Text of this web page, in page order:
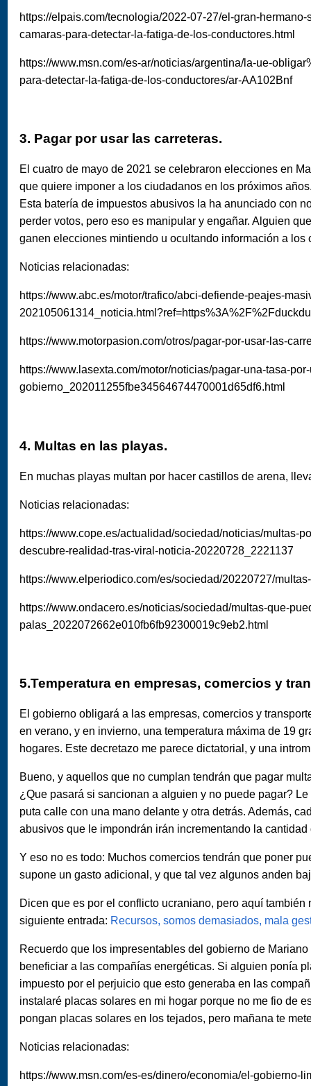
https://elpais.com/tecnologia/2022-07-27/el-gran-
camaras-para-detectar-la-fatiga-de-los-conductores.html
https://www.msn.com/es-ar/noticias/argentina/la-ue-
para-detectar-la-fatiga-de-los-conductores/ar-AA102Bnf
3. Pagar por usar las carreteras.
El cuatro de mayo de 2021 se celebraron elecciones en
que quiere imponer a los ciudadanos en los próximos
Esta batería de impuestos abusivos la ha anunciado con
perder votos, pero eso es manipular y engañar. Alguien
ganen elecciones mintiendo u ocultando información a los
Noticias relacionadas:
https://www.abc.es/motor/trafico/abci-defiende-peajes-
https://www.motorpasion.com/otros/pagar-por-usar-las-
https://www.lasexta.com/motor/noticias/pagar-una-tasa-
gobierno_202011255fbe34564674470001d65df6.html
4. Multas en las playas.
En muchas playas multan por hacer castillos de arena,
Noticias relacionadas:
https://www.cope.es/actualidad/sociedad/noticias/multas-
descubre-realidad-tras-viral-noticia-20220728_2221137
https://www.elperiodico.com/es/sociedad/20220727/
https://www.ondacero.es/noticias/sociedad/multas-que-
palas_2022072662e010fb6fb92300019c9eb2.html
5.Temperatura en empresas, comercios y
El gobierno obligará a las empresas, comercios y
en verano, y en invierno, una temperatura máxima de 19
hogares. Este decretazo me parece dictatorial, y una
Bueno, y aquellos que no cumplan tendrán que pagar
¿Que pasará si sancionan a alguien y no puede pagar?
puta calle con una mano delante y otra detrás. Además,
abusivos que le impondrán irán incrementando la
Y eso no es todo: Muchos comercios tendrán que poner
supone un gasto adicional, y que tal vez algunos anden
Dicen que es por el conflicto ucraniano, pero aquí
siguiente entrada: Recursos, somos demasiados, mala
Recuerdo que los impresentables del gobierno de
beneficiar a las compañías energéticas. Si alguien ponía
impuesto por el perjuicio que esto generaba en las
instalaré placas solares en mi hogar porque no me fio de
pongan placas solares en los tejados, pero mañana te
Noticias relacionadas:
https://www.msn.com/es-es/dinero/economia/el-gobierno-